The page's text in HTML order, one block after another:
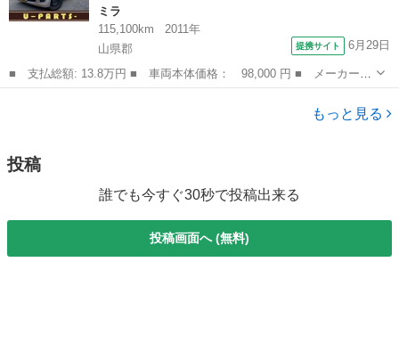
ミラ
115,100km
2011年
山県郡
提携サイト 6月29日
■ 支払総額: 13.8万円 ■ 車両本体価格： 98,000 円 ■ メーカー
名： ダイハツ ■ 車種名： ミラ ■ グレード名： Ｘ ナビ ■
排気量： 660cc ■ ドア枚数： 5D ■ ミッション： CVT ■ ...
もっと見る
投稿
誰でも今すぐ30秒で投稿出来る
投稿画面へ (無料)